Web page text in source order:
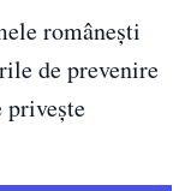
românești
de prevenire
privește